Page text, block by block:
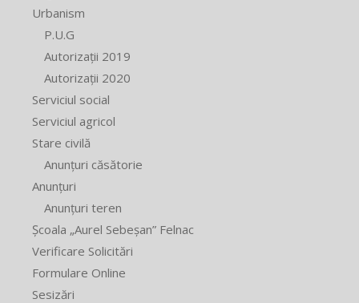
Urbanism
P.U.G
Autorizații 2019
Autorizații 2020
Serviciul social
Serviciul agricol
Stare civilă
Anunțuri căsătorie
Anunțuri
Anunțuri teren
Școala „Aurel Sebeșan” Felnac
Verificare Solicitări
Formulare Online
Sesizări